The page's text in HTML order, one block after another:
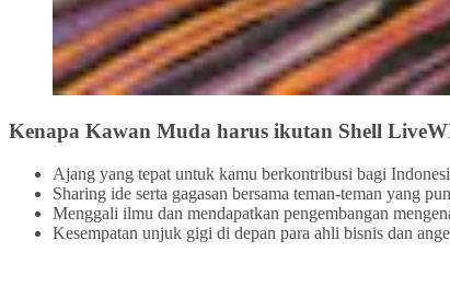
Kenapa Kawan Muda harus ikutan Shell
Ajang yang tepat untuk kamu berkontribusi bagi
Sharing ide serta gagasan bersama teman-teman yang
Menggali ilmu dan mendapatkan pengembangan
Kesempatan unjuk gigi di depan para ahli bisnis dan